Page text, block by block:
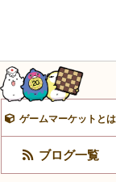
ゲームマーケットとは
ブログ一覧